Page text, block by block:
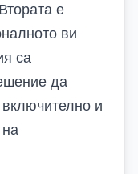
е
ви
са
да
включително и